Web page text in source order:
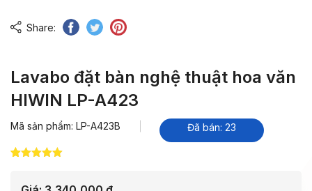
Share:
Lavabo đặt bàn nghệ thuật hoa văn
HIWIN LP-A423
Mã sản phẩm: LP-A423B Đã bán: 23
đánh giá